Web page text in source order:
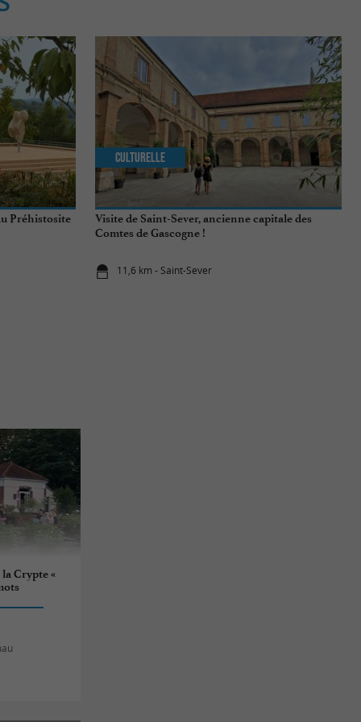
Préhistosite
Visite de Saint-Sever, ancienne capitale des
Comtes de Gascogne !
11,6 km - Saint-Sever
Culturelle
Crypte «